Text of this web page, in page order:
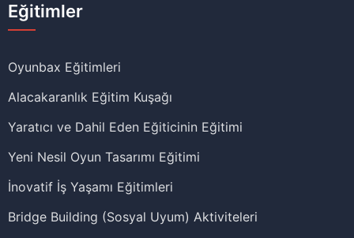
Eğitimler
Oyunbax Eğitimleri
Alacakaranlık Eğitim Kuşağı
Yaratıcı ve Dahil Eden Eğiticinin Eğitimi
Yeni Nesil Oyun Tasarımı Eğitimi
İnovatif İş Yaşamı Eğitimleri
Bridge Building (Sosyal Uyum) Aktiviteleri